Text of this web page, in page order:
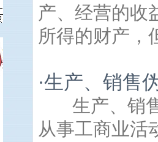
产、经营的收
所得的财产，
·生产、销售
生产、销
从事工商业活